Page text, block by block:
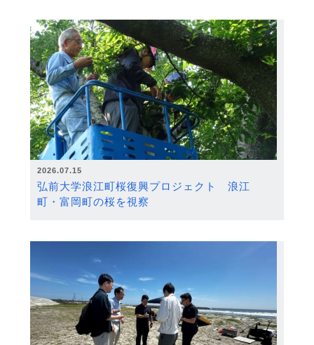
2026.07.15
弘前大学浪江町桜復興プロジェクト 浪江
町・富岡町の桜を視察